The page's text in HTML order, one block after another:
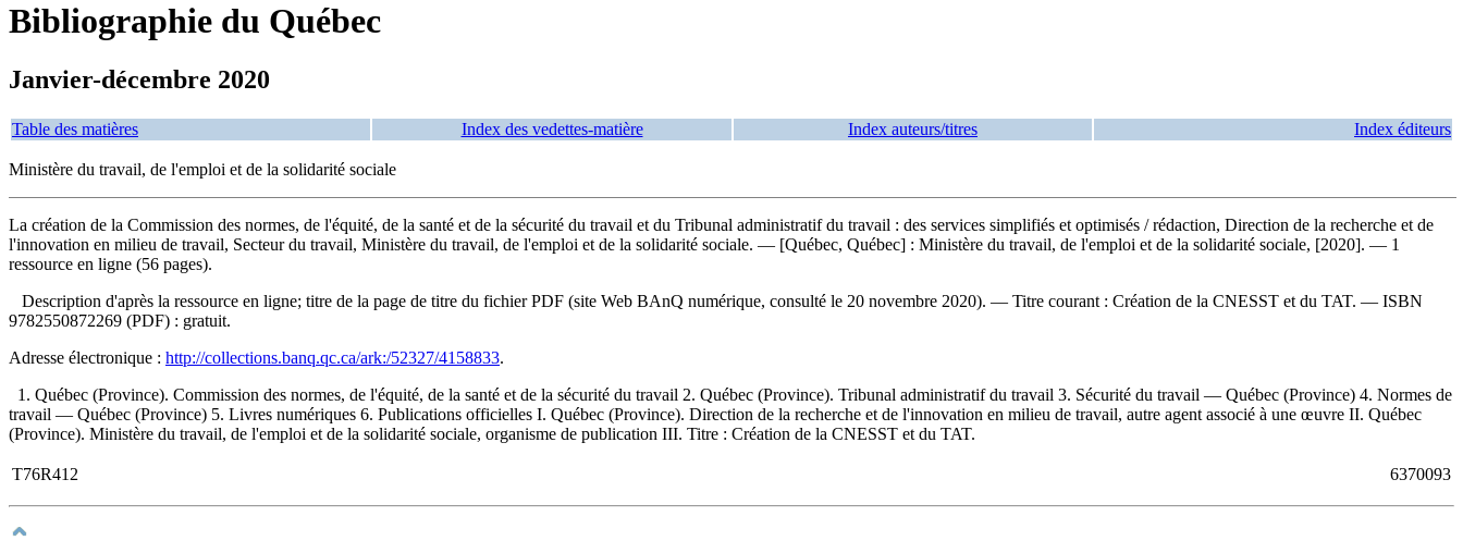
Bibliographie du Québec
Janvier-décembre 2020
Table des matières Index des vedettes-matière Index auteurs/titres Index éditeurs
Ministère du travail, de l'emploi et de la solidarité sociale
La création de la Commission des normes, de l'équité, de la santé et de la sécurité du travail et du Tribunal administratif du travail : des services simplifiés et optimisés / rédaction, Direction de la recherche et de
l'innovation en milieu de travail, Secteur du travail, Ministère du travail, de l'emploi et de la solidarité sociale. — [Québec, Québec] : Ministère du travail, de l'emploi et de la solidarité sociale, [2020]. — 1
ressource en ligne (56 pages).
Description d'après la ressource en ligne; titre de la page de titre du fichier PDF (site Web BAnQ numérique, consulté le 20 novembre 2020). — Titre courant : Création de la CNESST et du TAT. — ISBN
9782550872269 (PDF) : gratuit.
Adresse électronique : http://collections.banq.qc.ca/ark:/52327/4158833.
1. Québec (Province). Commission des normes, de l'équité, de la santé et de la sécurité du travail 2. Québec (Province). Tribunal administratif du travail 3. Sécurité du travail — Québec (Province) 4. Normes de
travail — Québec (Province) 5. Livres numériques 6. Publications officielles I. Québec (Province). Direction de la recherche et de l'innovation en milieu de travail, autre agent associé à une œuvre II. Québec
(Province). Ministère du travail, de l'emploi et de la solidarité sociale, organisme de publication III. Titre : Création de la CNESST et du TAT.
T76R412 6370093